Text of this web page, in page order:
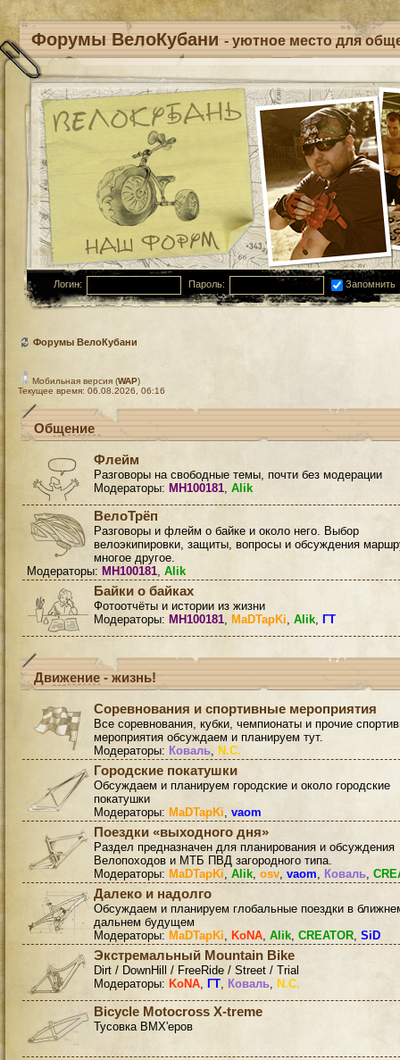
Форумы ВелоКубани - уютное место для
Логин: Пароль: Запомнить
Форумы ВелоКубани
Мобильная версия (WAP)
Текущее время: 06.08.2026, 06:16
Общение
Флейм
Разговоры на свободные темы, почти без модерации
Модераторы: MH100181, Alik
ВелоТрёп
Разговоры и флейм о байке и около него. Выбор
велоэкипировки, защиты, вопросы и обсуждения
многое другое.
Модераторы: MH100181, Alik
Байки о байках
Фотоотчёты и истории из жизни
Модераторы: MH100181, MaDTapKi, Alik, ГТ
Движение - жизнь!
Соревнования и спортивные мероприятия
Все соревнования, кубки, чемпионаты и прочие
мероприятия обсуждаем и планируем тут.
Модераторы: Коваль, N.C.
Городские покатушки
Обсуждаем и планируем городские и около городские
покатушки
Модераторы: MaDTapKi, vaom
Поездки «выходного дня»
Раздел предназначен для планирования и обсуждения
Велопоходов и МТБ ПВД загородного типа.
Модераторы: MaDTapKi, Alik, osv, vaom, Коваль,
Далеко и надолго
Обсуждаем и планируем глобальные поездки в
дальнем будущем
Модераторы: MaDTapKi, KoNA, Alik, CREATOR, SiD
Экстремальный Mountain Bike
Dirt / DownHill / FreeRide / Street / Trial
Модераторы: KoNA, ГТ, Коваль, N.C.
Bicycle Motocross X-treme
Тусовка BMX'еров